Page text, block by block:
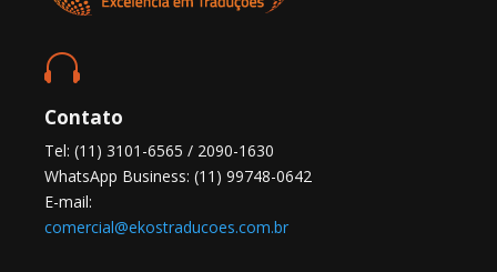

Contato
Tel: (11) 3101-6565 / 2090-1630
WhatsApp Business: (11) 99748-0642
E-mail:
comercial@ekostraducoes.com.br